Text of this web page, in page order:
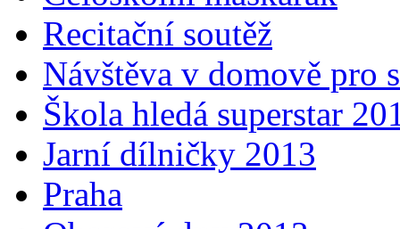
Recitační soutěž
Návštěva v domově pro
Škola hledá superstar
Jarní dílničky 2013
Praha